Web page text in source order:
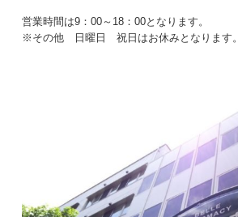
営業時間は9：00～18：00となります。
※その他 日曜日 祝日はお休みとなります。